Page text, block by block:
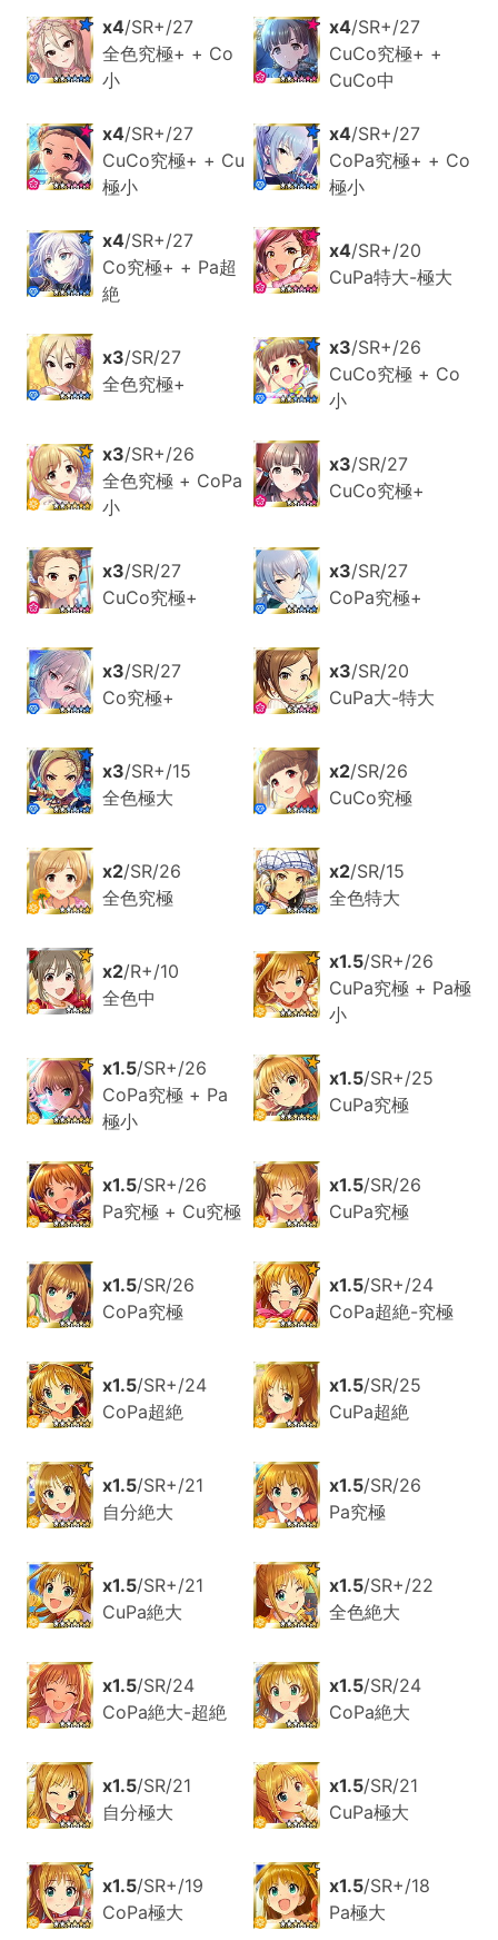
x4/SR+/27
全色究極+ + Co
小
x4/SR+/27
CuCo究極+ +
CuCo中
x4/SR+/27
CuCo究極+ + Cu
極小
x4/SR+/27
CoPa究極+ + Co
極小
x4/SR+/27
Co究極+ + Pa超
絶
x4/SR+/20
CuPa特大-極大
x3/SR/27
全色究極+
x3/SR+/26
CuCo究極 + Co
小
x3/SR+/26
全色究極 + CoPa
小
x3/SR/27
CuCo究極+
x3/SR/27
CuCo究極+
x3/SR/27
CoPa究極+
x3/SR/27
Co究極+
x3/SR/20
CuPa大-特大
x3/SR+/15
全色極大
x2/SR/26
CuCo究極
x2/SR/26
全色究極
x2/SR/15
全色特大
x2/R+/10
全色中
x1.5/SR+/26
CuPa究極 + Pa極
小
x1.5/SR+/26
CoPa究極 + Pa
極小
x1.5/SR+/25
CuPa究極
x1.5/SR+/26
Pa究極 + Cu究極
x1.5/SR/26
CuPa究極
x1.5/SR/26
CoPa究極
x1.5/SR+/24
CoPa超絶-究極
x1.5/SR+/24
CoPa超絶
x1.5/SR/25
CuPa超絶
x1.5/SR+/21
自分絶大
x1.5/SR/26
Pa究極
x1.5/SR+/21
CuPa絶大
x1.5/SR+/22
全色絶大
x1.5/SR/24
CoPa絶大-超絶
x1.5/SR/24
CoPa絶大
x1.5/SR/21
自分極大
x1.5/SR/21
CuPa極大
x1.5/SR+/19
CoPa極大
x1.5/SR+/18
Pa極大